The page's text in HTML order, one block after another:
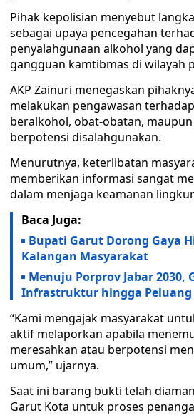
Pihak kepolisian menyebut
sebagai upaya pencegahan
penyalahgunaan alkohol yang
gangguan kamtibmas di wilayah
AKP Zainuri menegaskan
melakukan pengawasan
beralkohol, obat-obatan,
berpotensi disalahgunakan.
Menurutnya, keterlibatan
memberikan informasi sangat
dalam menjaga keamanan
Baca Juga:
Bupati Garut Dorong Gaya
Kalangan Masyarakat
Menuju Porprov Jabar 2030,
Infrastruktur hingga Peluang
“Kami mengajak masyarakat
aktif melaporkan apabila
meresahkan atau berpotensi
umum,” ujarnya.
Saat ini barang bukti telah
Garut Kota untuk proses